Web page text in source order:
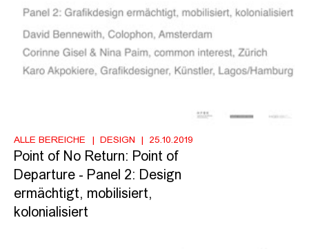
ALLE BEREICHE DESIGN 25.10.2019
Point of No Return: Point of
Departure - Panel 2: Design
ermächtigt, mobilisiert,
kolonialisiert